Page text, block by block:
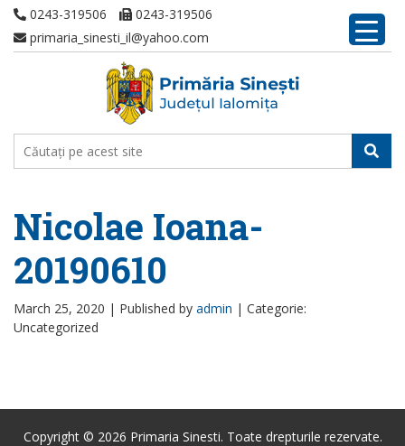
0243-319506
0243-319506
primaria_sinesti_il@yahoo.com
Nicolae Ioana-
20190610
March 25, 2020 | Published by admin | Categorie:
Uncategorized
Copyright © 2026 Primaria Sinesti. Toate drepturile rezervate.